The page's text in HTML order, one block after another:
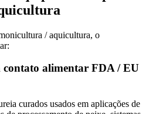
/ aquicultura, o
contato alimentar FDA / EU
curados usados em aplicações de